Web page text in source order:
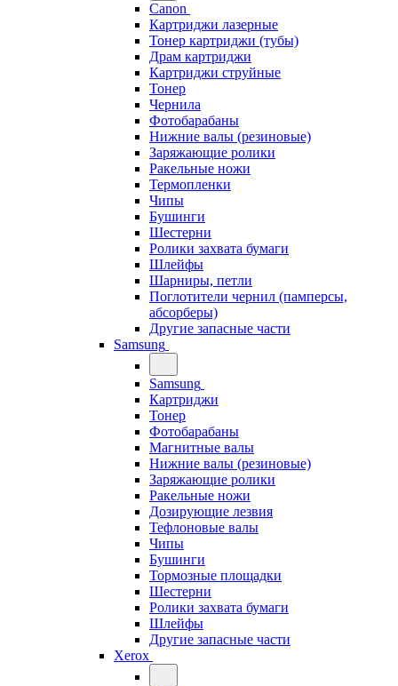
Canon
Картриджи лазерные
Тонер картриджи (тубы)
Драм картриджи
Картриджи струйные
Тонер
Чернила
Фотобарабаны
Нижние валы (резиновые)
Заряжающие ролики
Ракельные ножи
Термопленки
Чипы
Бушинги
Шестерни
Ролики захвата бумаги
Шлейфы
Шарниры, петли
Поглотители чернил (памперсы,
абсорберы)
Другие запасные части
Samsung
Samsung
Картриджи
Тонер
Фотобарабаны
Магнитные валы
Нижние валы (резиновые)
Заряжающие ролики
Ракельные ножи
Дозирующие лезвия
Тефлоновые валы
Чипы
Бушинги
Тормозные площадки
Шестерни
Ролики захвата бумаги
Шлейфы
Другие запасные части
Xerox